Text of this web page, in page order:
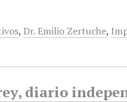
, Dr. Emilio Zertuche,
diario